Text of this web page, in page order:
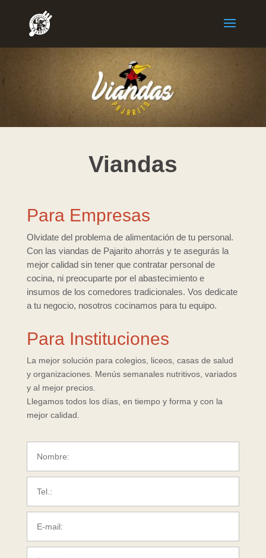
Viandas
Para Empresas
Olvidate del problema de alimentación de tu personal.
Con las viandas de Pajarito ahorrás y te asegurás la
mejor calidad sin tener que contratar personal de
cocina, ni preocuparte por el abastecimiento e
insumos de los comedores tradicionales. Vos dedicate
a tu negocio, nosotros cocinamos para tu equipo.
Para Instituciones
La mejor solución para colegios, liceos, casas de salud
y organizaciones. Menús semanales nutritivos, variados
y al mejor precios.
Llegamos todos los días, en tiempo y forma y con la
mejor calidad.